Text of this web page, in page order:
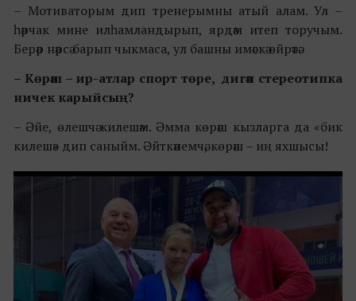
– Мотиваторым дип тренерымны атый алам. Ул –
һәрчак мине илһамландырып, ярдәм итеп торучым.
Берәр нәрсә барып чыкмаса, ул башны имәскә өйрәтә.
– Көрәш – ир-атлар спорт төре, дигән стереотипка
ничек карыйсың?
– Әйе, өлешчә килешәм. Әмма көрәш кызларга да «бик
килешә» дип саныйм. Әйткәнемчә, көрәш – иң яхшысы!